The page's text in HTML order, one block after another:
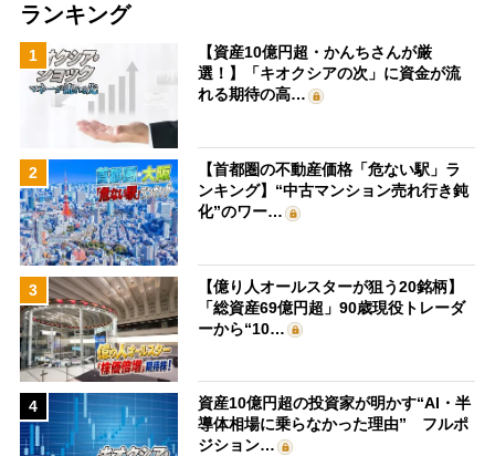
ランキング
1
【資産10億円超・かんちさんが厳
選！】「キオクシアの次」に資金が流
れる期待の高…
2
【首都圏の不動産価格「危ない駅」ラ
ンキング】“中古マンション売れ行き鈍
化”のワー…
3
【億り人オールスターが狙う20銘柄】
「総資産69億円超」90歳現役トレーダ
ーから“10…
4
資産10億円超の投資家が明かす“AI・半
導体相場に乗らなかった理由” フルポ
ジション…